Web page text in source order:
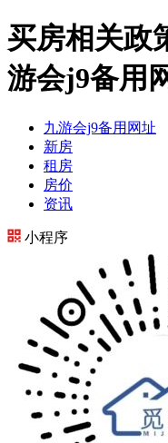
买房相关政
游会j9备用
九游会j9备用网址
新房
租房
房价
资讯
小程序